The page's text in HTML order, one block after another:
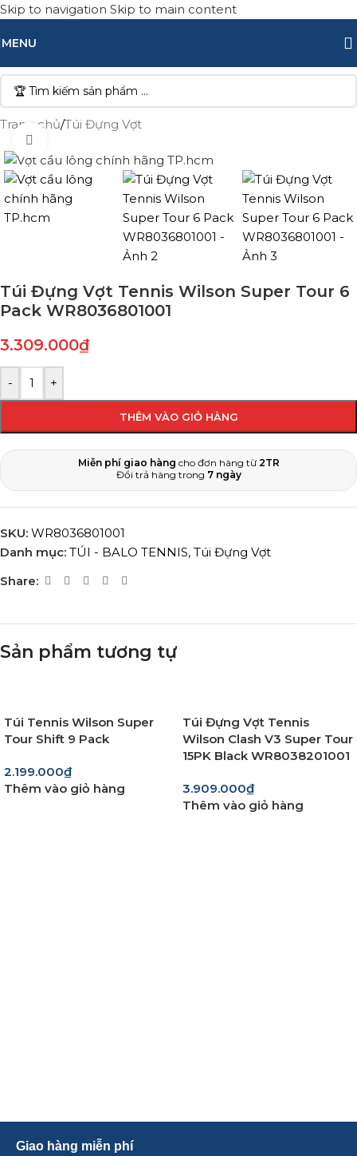
Skip to navigation Skip to main content
MENU
Trang chủ/Túi Đựng Vợt
Túi Đựng Vợt Tennis Wilson Super Tour 6
Pack WR8036801001
3.309.000₫
- +
THÊM VÀO GIỎ HÀNG
Miễn phí giao hàng cho đơn hàng từ 2TR
Đổi trả hàng trong 7 ngày
SKU: WR8036801001
Danh mục: TÚI - BALO TENNIS, Túi Đựng Vợt
Share:
Sản phẩm tương tự
Túi Tennis Wilson Super
Tour Shift 9 Pack
2.199.000₫
Thêm vào giỏ hàng
Túi Đựng Vợt Tennis
Wilson Clash V3 Super Tour
15PK Black WR8038201001
3.909.000₫
Thêm vào giỏ hàng
Giao hàng miễn phí